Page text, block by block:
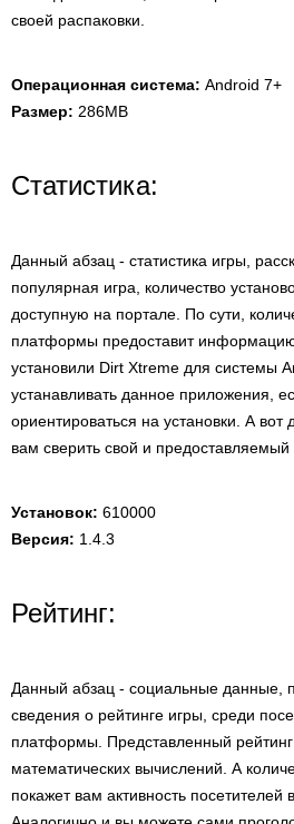
своей распаковки.
Операционная система: Android 7+
Размер: 286MB
Статистика:
Данный абзац - статистика игры,
популярная игра, количество
доступную на портале. По сути,
платформы предоставит
установили Dirt Xtreme для системы
устанавливать данное приложения,
ориентироваться на установки. А
вам сверить свой и предоставляемый
Установок: 610000
Версия: 1.4.3
Рейтинг:
Данный абзац - социальные данные,
сведения о рейтинге игры, среди
платформы. Представленный
математических вычислений. А
покажет вам активность посетителей